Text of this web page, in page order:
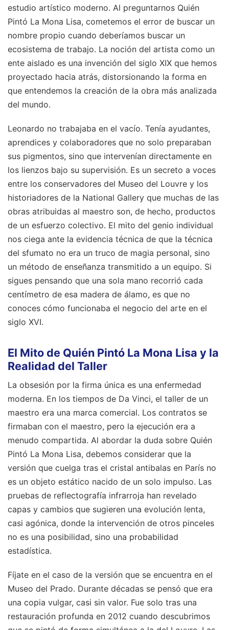
estudio artístico moderno. Al preguntarnos Quién
Pintó La Mona Lisa, cometemos el error de buscar un
nombre propio cuando deberíamos buscar un
ecosistema de trabajo. La noción del artista como un
ente aislado es una invención del siglo XIX que hemos
proyectado hacia atrás, distorsionando la forma en
que entendemos la creación de la obra más analizada
del mundo.
Leonardo no trabajaba en el vacío. Tenía ayudantes,
aprendices y colaboradores que no solo preparaban
sus pigmentos, sino que intervenían directamente en
los lienzos bajo su supervisión. Es un secreto a voces
entre los conservadores del Museo del Louvre y los
historiadores de la National Gallery que muchas de las
obras atribuidas al maestro son, de hecho, productos
de un esfuerzo colectivo. El mito del genio individual
nos ciega ante la evidencia técnica de que la técnica
del sfumato no era un truco de magia personal, sino
un método de enseñanza transmitido a un equipo. Si
sigues pensando que una sola mano recorrió cada
centímetro de esa madera de álamo, es que no
conoces cómo funcionaba el negocio del arte en el
siglo XVI.
El Mito de Quién Pintó La Mona Lisa y la
Realidad del Taller
La obsesión por la firma única es una enfermedad
moderna. En los tiempos de Da Vinci, el taller de un
maestro era una marca comercial. Los contratos se
firmaban con el maestro, pero la ejecución era a
menudo compartida. Al abordar la duda sobre Quién
Pintó La Mona Lisa, debemos considerar que la
versión que cuelga tras el cristal antibalas en París no
es un objeto estático nacido de un solo impulso. Las
pruebas de reflectografía infrarroja han revelado
capas y cambios que sugieren una evolución lenta,
casi agónica, donde la intervención de otros pinceles
no es una posibilidad, sino una probabilidad
estadística.
Fíjate en el caso de la versión que se encuentra en el
Museo del Prado. Durante décadas se pensó que era
una copia vulgar, casi sin valor. Fue solo tras una
restauración profunda en 2012 cuando descubrimos